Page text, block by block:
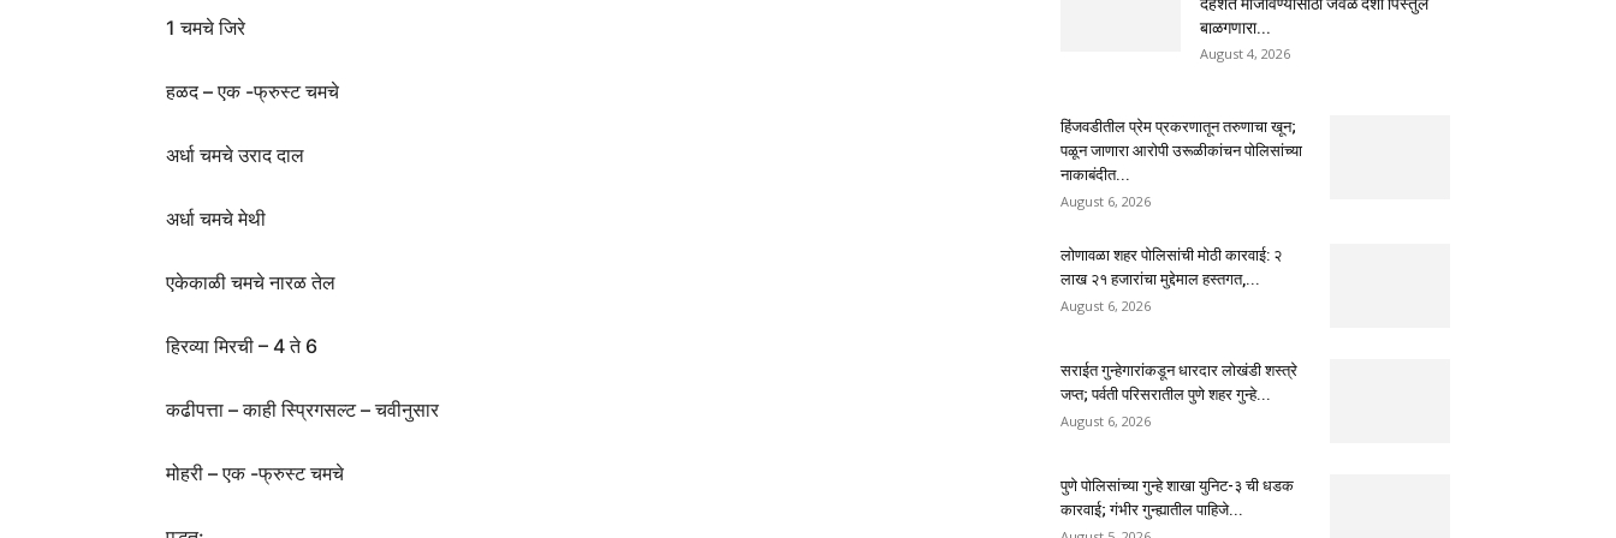
1 चमचे जिरे
हळद – एक -फ्रुस्ट चमचे
अर्धा चमचे उराद दाल
अर्धा चमचे मेथी
एकेकाळी चमचे नारळ तेल
हिरव्या मिरची – 4 ते 6
कढीपत्ता – काही स्प्रिगसल्ट – चवीनुसार
मोहरी – एक -फ्रुस्ट चमचे
बाळगणारा...
August 4, 2026
हिंजवडीतील प्रेम प्रकरणातून तरुणाचा खून;
पळून जाणारा आरोपी उरूळीकांचन पोलिसांच्या
नाकाबंदीत...
August 6, 2026
लोणावळा शहर पोलिसांची मोठी कारवाई: २
लाख २१ हजारांचा मुद्देमाल हस्तगत,...
August 6, 2026
सराईत गुन्हेगारांकडून धारदार लोखंडी शस्त्रे
जप्त; पर्वती परिसरातील पुणे शहर गुन्हे...
August 6, 2026
पुणे पोलिसांच्या गुन्हे शाखा युनिट-३ ची धडक
कारवाई; गंभीर गुन्ह्यातील पाहिजे...